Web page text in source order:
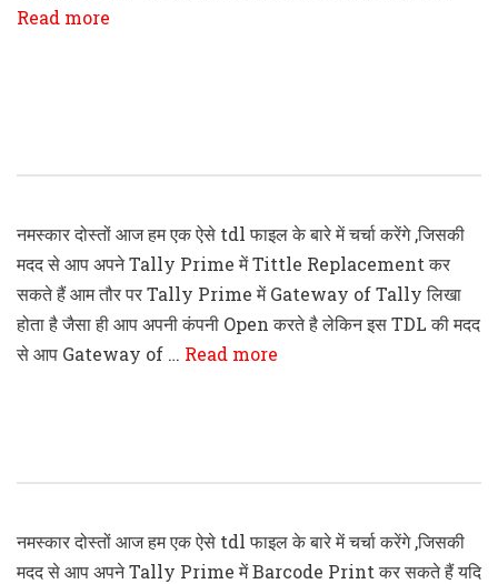
Read more
नमस्कार दोस्तों आज हम एक ऐसे tdl फाइल के बारे में चर्चा करेंगे ,जिसकी
मदद से आप अपने Tally Prime में Tittle Replacement कर
सकते हैं आम तौर पर Tally Prime में Gateway of Tally लिखा
होता है जैसा ही आप अपनी कंपनी Open करते है लेकिन इस TDL की मदद
से आप Gateway of … Read more
नमस्कार दोस्तों आज हम एक ऐसे tdl फाइल के बारे में चर्चा करेंगे ,जिसकी
मदद से आप अपने Tally Prime में Barcode Print कर सकते हैं यदि